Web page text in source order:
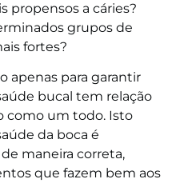
propensos a cáries?
grupos de
fortes?
apenas para garantir
bucal tem relação
como um todo. Isto
da boca é
maneira correta,
que fazem bem aos